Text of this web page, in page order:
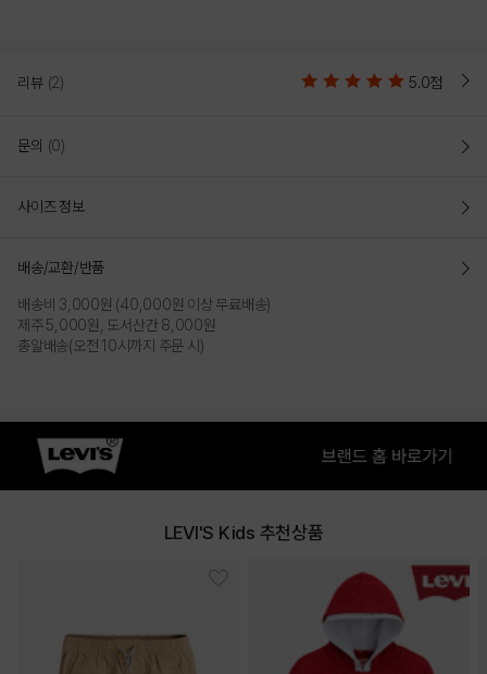
리뷰 (2) 5.0점
문의 (0)
사이즈 정보
배송/교환/반품
배송비 3,000원 (40,000원 이상 무료배송)
제주 5,000원, 도서산간 8,000원
총알배송(오전 10시까지 주문 시)
LEVI'S Kids 추천상품